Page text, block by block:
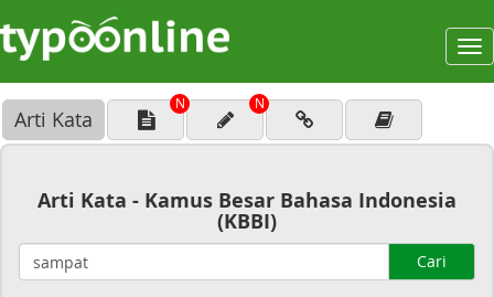
Arti Kata
N N
Arti Kata - Kamus Besar Bahasa Indonesia
(KBBI)
Cari